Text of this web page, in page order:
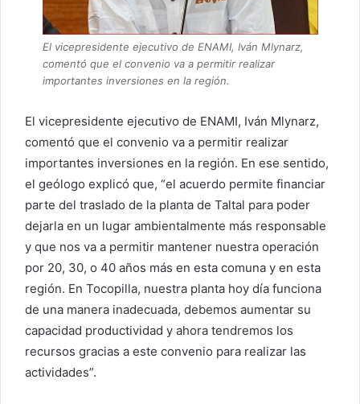
El vicepresidente ejecutivo de ENAMI, Iván Mlynarz,
comentó que el convenio va a permitir realizar
importantes inversiones en la región.
El vicepresidente ejecutivo de ENAMI, Iván Mlynarz,
comentó que el convenio va a permitir realizar
importantes inversiones en la región. En ese sentido,
el geólogo explicó que, “el acuerdo permite financiar
parte del traslado de la planta de Taltal para poder
dejarla en un lugar ambientalmente más responsable
y que nos va a permitir mantener nuestra operación
por 20, 30, o 40 años más en esta comuna y en esta
región. En Tocopilla, nuestra planta hoy día funciona
de una manera inadecuada, debemos aumentar su
capacidad productividad y ahora tendremos los
recursos gracias a este convenio para realizar las
actividades”.